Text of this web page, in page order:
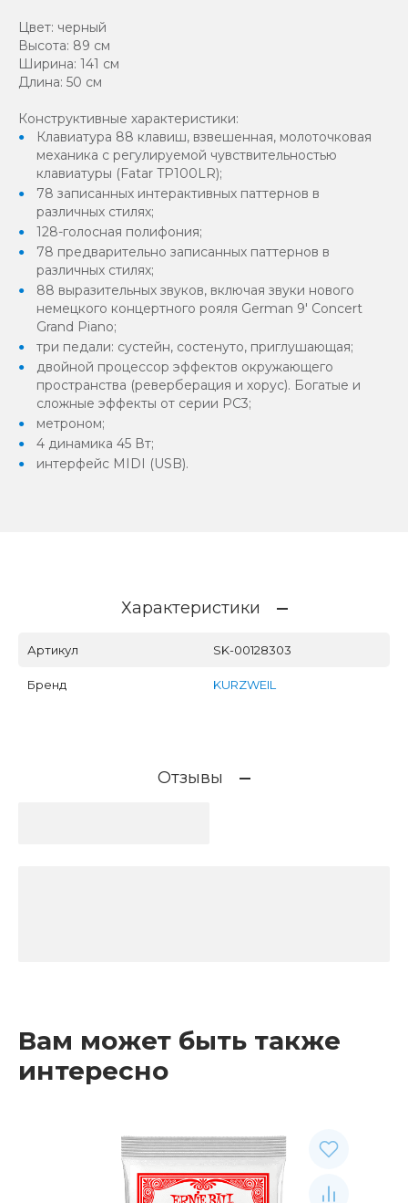
Цвет: черный
Высота: 89 см
Ширина: 141 см
Длина: 50 см
Конструктивные характеристики:
Клавиатура 88 клавиш, взвешенная, молоточковая
механика с регулируемой чувствительностью
клавиатуры (Fatar TP100LR);
78 записанных интерактивных паттернов в
различных стилях;
128-голосная полифония;
78 предварительно записанных паттернов в
различных стилях;
88 выразительных звуков, включая звуки нового
немецкого концертного рояля German 9' Concert
Grand Piano;
три педали: сустейн, состенуто, приглушающая;
двойной процессор эффектов окружающего
пространства (реверберация и хорус). Богатые и
сложные эффекты от серии PC3;
метроном;
4 динамика 45 Вт;
интерфейс MIDI (USB).
Характеристики
Артикул SK-00128303
Бренд KURZWEIL
Отзывы
Вам может быть также
интересно